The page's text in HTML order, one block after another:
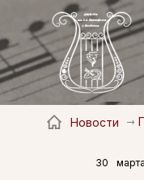
Новости
30